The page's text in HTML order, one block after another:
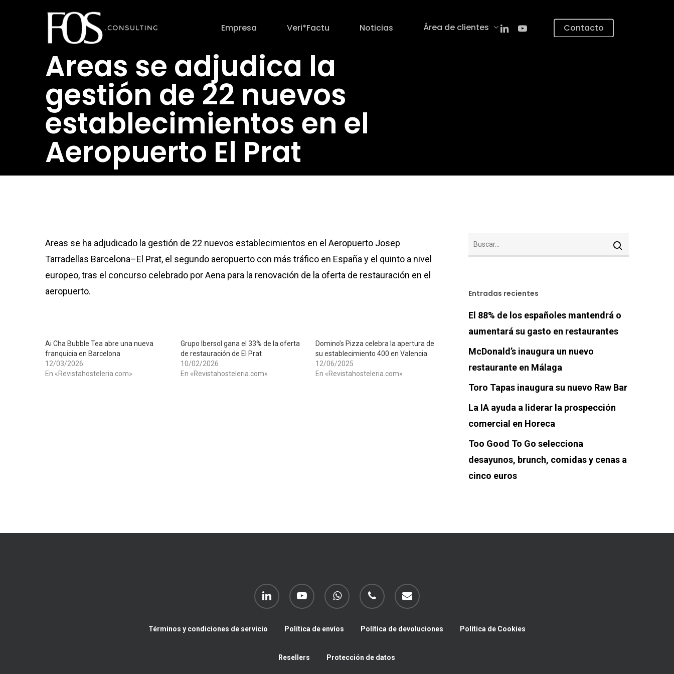
Empresa Veri*Factu Noticias Área de clientes linkedinyoutube Contacto
Areas se adjudica la
gestión de 22 nuevos
establecimientos en el
Aeropuerto El Prat
Revistahosteleria.com
Areas se ha adjudicado la gestión de 22 nuevos establecimientos en el Aeropuerto Josep
Tarradellas Barcelona–El Prat, el segundo aeropuerto con más tráfico en España y el quinto a nivel
europeo, tras el concurso celebrado por Aena para la renovación de la oferta de restauración en el
aeropuerto.
Ai Cha Bubble Tea abre una nueva
franquicia en Barcelona
12/03/2026
En «Revistahosteleria.com»
Grupo Ibersol gana el 33% de la oferta
de restauración de El Prat
10/02/2026
En «Revistahosteleria.com»
Domino’s Pizza celebra la apertura de
su establecimiento 400 en Valencia
12/06/2025
En «Revistahosteleria.com»
Entradas recientes
El 88% de los españoles mantendrá o
aumentará su gasto en restaurantes
McDonald’s inaugura un nuevo
restaurante en Málaga
Toro Tapas inaugura su nuevo Raw Bar
La IA ayuda a liderar la prospección
comercial en Horeca
Too Good To Go selecciona
desayunos, brunch, comidas y cenas a
cinco euros
linkedin youtube whatsapp phone email
Términos y condiciones de servicio Política de envíos Política de devoluciones Política de Cookies
Resellers Protección de datos